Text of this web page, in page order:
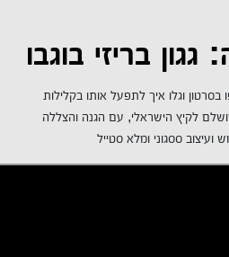
בריזי בוגבו
בסרטון וגלו איך לתפעל אותו בקלילות
לקיץ הישראלי, עם הגנה והצללה
ססגוני ומלא סטייל